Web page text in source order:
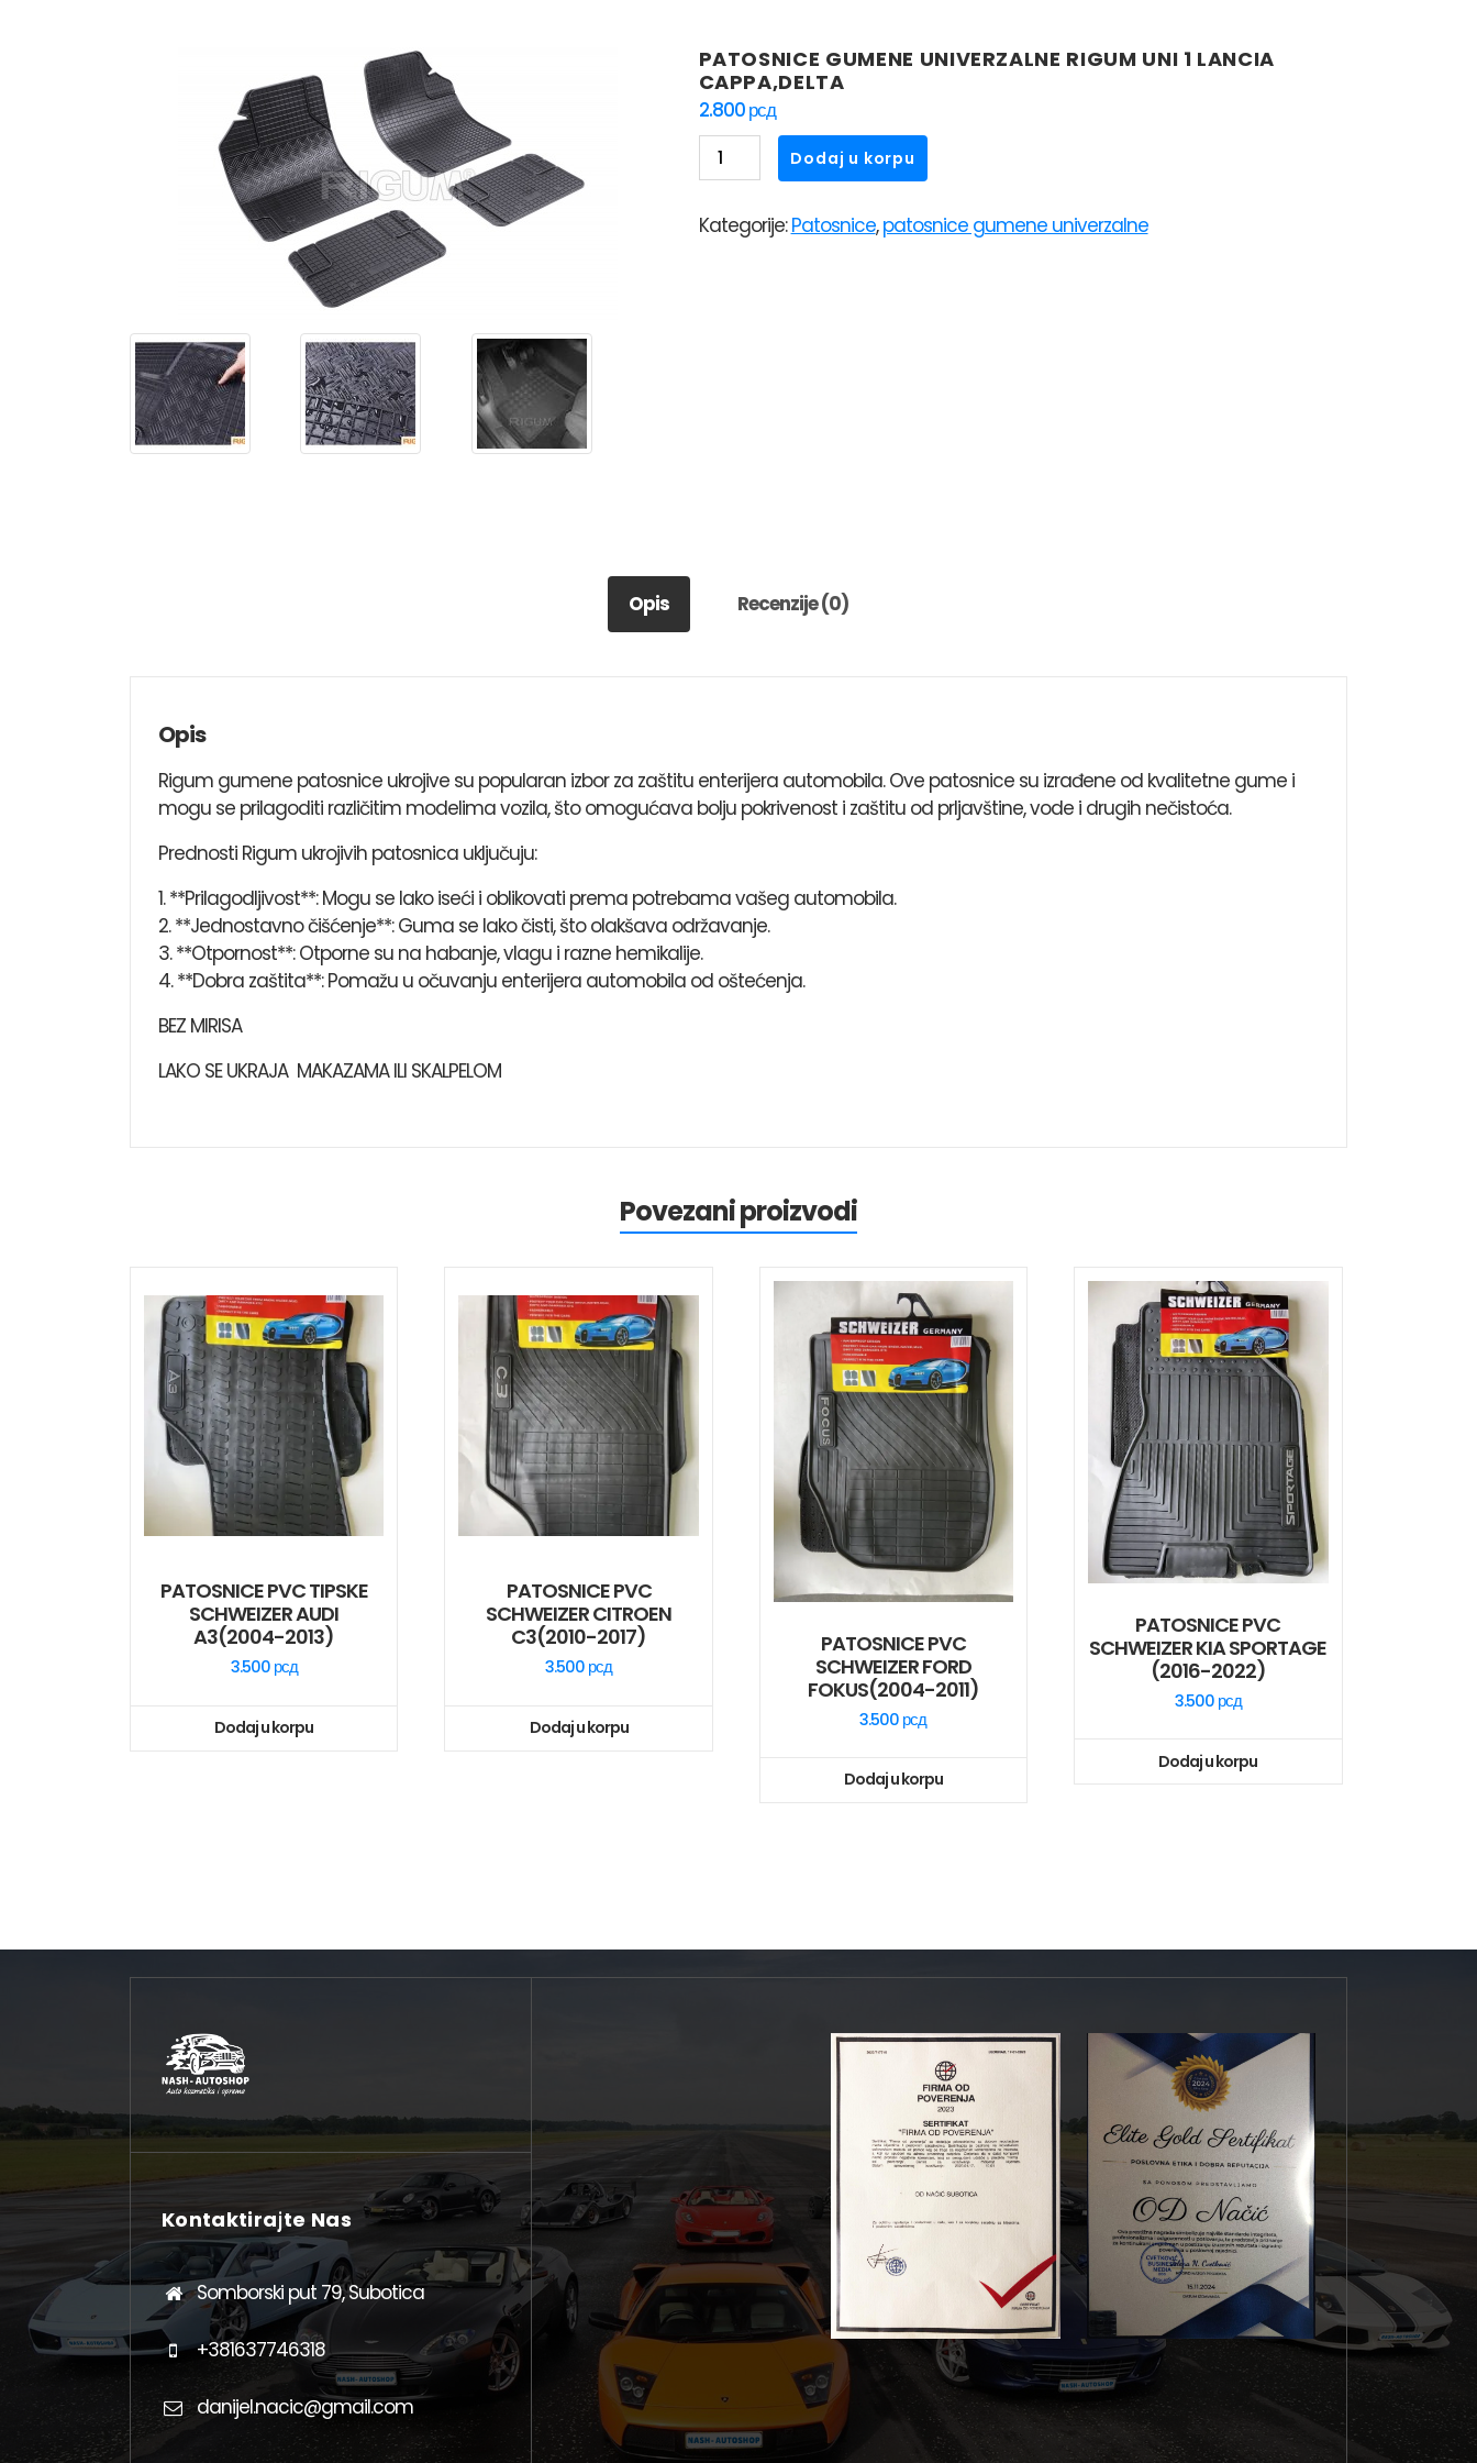
PATOSNICE GUMENE UNIVERZALNE RIGUM UNI 1 LANCIA
CAPPA,DELTA
2.800рсд
PATOSNICE
GUMENE
RIGUM
Dodaj u korpu
Kategorije:Patosnice,patosnice gumene univerzalne
Opis Recenzije (0)
Opis
Rigum gumene patosnice ukrojive su popularan izbor za zaštitu enterijera automobila. Ove patosnice su izrađene od kvalitetne gume i
mogu se prilagoditi različitim modelima vozila, što omogućava bolju pokrivenost i zaštitu od prljavštine, vode i drugih nečistoća.
Prednosti Rigum ukrojivih patosnica uključuju:
1. **Prilagodljivost**: Mogu se lako iseći i oblikovati prema potrebama vašeg automobila.
2. **Jednostavno čišćenje**: Guma se lako čisti, što olakšava održavanje.
3. **Otpornost**: Otporne su na habanje, vlagu i razne hemikalije.
4. **Dobra zaštita**: Pomažu u očuvanju enterijera automobila od oštećenja.
BEZ MIRISA
LAKO SE UKRAJA MAKAZAMA ILI SKALPELOM
Povezani proizvodi
PATOSNICE PVC TIPSKE
SCHWEIZER AUDI
A3(2004-2013)
3.500 рсд
Dodaj u korpu
PATOSNICE PVC
SCHWEIZER CITROEN
C3(2010-2017)
3.500 рсд
Dodaj u korpu
PATOSNICE PVC
SCHWEIZER FORD
FOKUS(2004-2011)
3.500 рсд
Dodaj u korpu
PATOSNICE PVC
SCHWEIZER KIA SPORTAGE
(2016-2022)
3.500 рсд
Dodaj u korpu
Kontaktirajte Nas
Somborski put 79, Subotica
+381637746318
danijel.nacic@gmail.com